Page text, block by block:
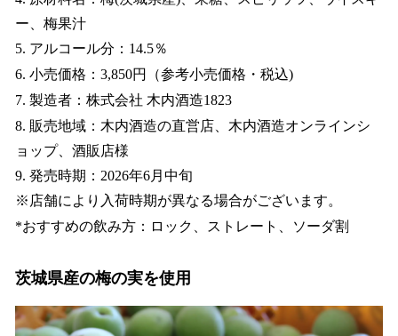
ー、梅果汁
5. アルコール分：14.5％
6. 小売価格：3,850円（参考小売価格・税込)
7. 製造者：株式会社 木内酒造1823
8. 販売地域：木内酒造の直営店、木内酒造オンラインシ
ョップ、酒販店様
9. 発売時期：2026年6月中旬
※店舗により入荷時期が異なる場合がございます。
*おすすめの飲み方：ロック、ストレート、ソーダ割
茨城県産の梅の実を使用